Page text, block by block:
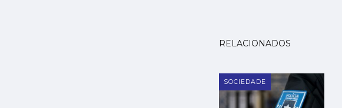
RELACIONADOS
SOCIEDADE